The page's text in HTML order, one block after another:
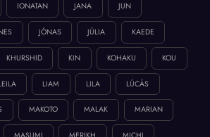
IONATAN JANA JUN
JÓNAS JÚLIA KAEDE
KHURSHID KIN KOHAKU KOU
LIAM LILA LÚCÁS
MAKOTO MALAK MARIAN